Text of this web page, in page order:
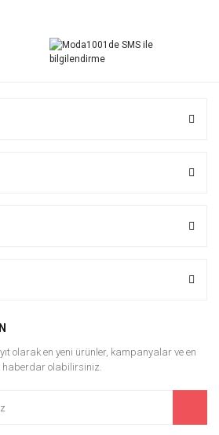
Yorum Yaz
olarak en yeni ürünler, kampanyalar ve en
haberdar olabilirsiniz.